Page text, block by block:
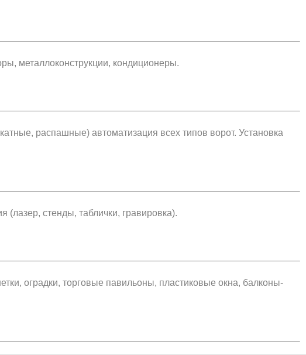
металлоконструкции, кондиционеры.
распашные) автоматизация всех типов ворот. Установка
стенды, таблички, гравировка).
оградки, торговые павильоны, пластиковые окна, балконы-